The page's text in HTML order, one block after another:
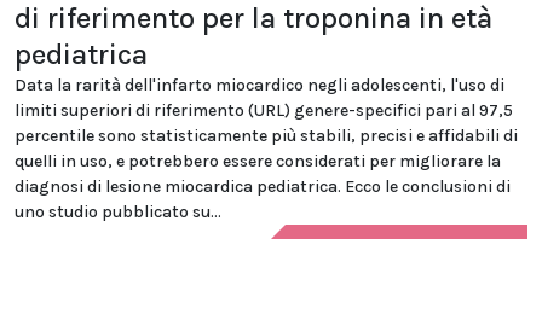
di riferimento per la troponina in età
pediatrica
Data la rarità dell'infarto miocardico negli adolescenti, l'uso di
limiti superiori di riferimento (URL) genere-specifici pari al 97,5
percentile sono statisticamente più stabili, precisi e affidabili di
quelli in uso, e potrebbero essere considerati per migliorare la
diagnosi di lesione miocardica pediatrica. Ecco le conclusioni di
uno studio pubblicato su...